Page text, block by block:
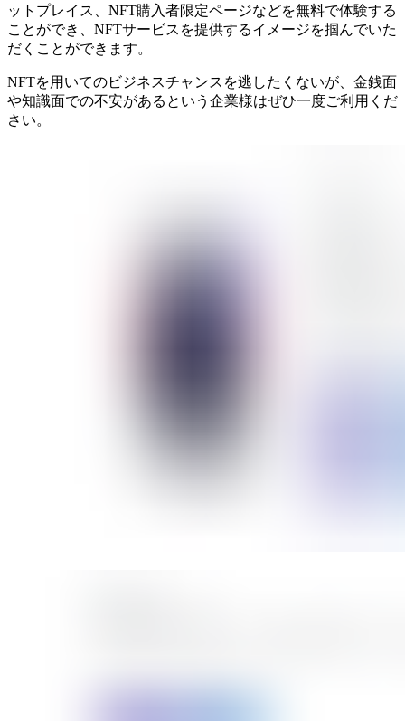
ットプレイス、NFT購入者限定ページなどを無料で体験する
ことができ、NFTサービスを提供するイメージを掴んでいた
だくことができます。
NFTを用いてのビジネスチャンスを逃したくないが、金銭面
や知識面での不安があるという企業様はぜひ一度ご利用くだ
さい。